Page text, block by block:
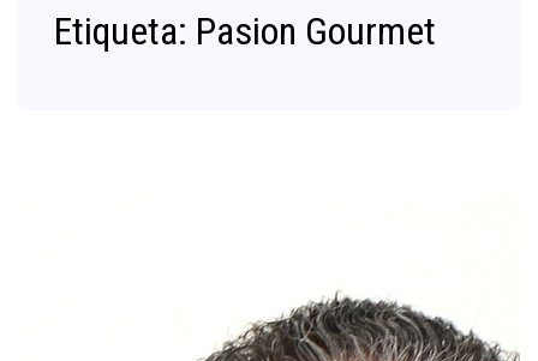
Etiqueta: Pasion Gourmet